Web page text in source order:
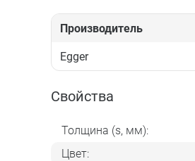
Производитель
Egger
Свойства
Толщина (s, мм):
Цвет: